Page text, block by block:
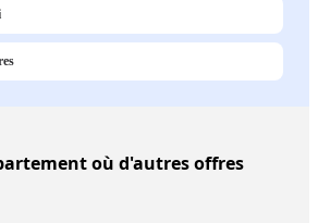
où d'autres offres